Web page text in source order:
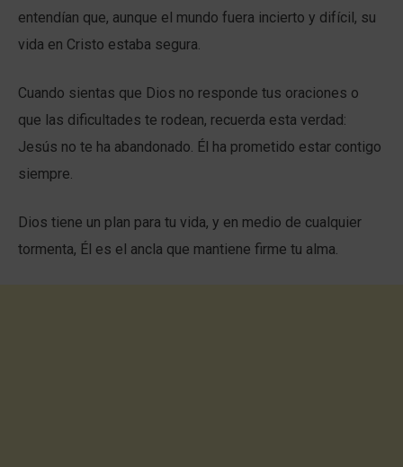
entendían que, aunque el mundo fuera incierto y difícil, su
vida en Cristo estaba segura.
Cuando sientas que Dios no responde tus oraciones o
que las dificultades te rodean, recuerda esta verdad:
Jesús no te ha abandonado. Él ha prometido estar contigo
siempre.
Dios tiene un plan para tu vida, y en medio de cualquier
tormenta, Él es el ancla que mantiene firme tu alma.